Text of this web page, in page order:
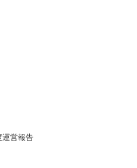
運営報告